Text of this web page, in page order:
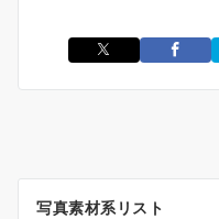
稿
写真素材系リスト